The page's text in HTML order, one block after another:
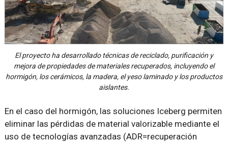
El proyecto ha desarrollado técnicas de reciclado, purificación y
mejora de propiedades de materiales recuperados, incluyendo el
hormigón, los cerámicos, la madera, el yeso laminado y los productos
aislantes.
En el caso del hormigón, las soluciones Iceberg permiten
eliminar las pérdidas de material valorizable mediante el
uso de tecnologías avanzadas (ADR=recuperación